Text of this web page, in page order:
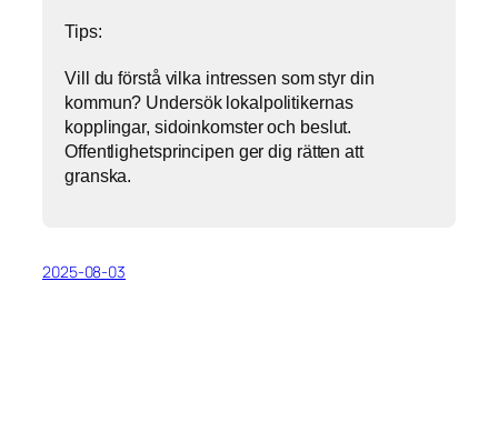
Tips:
Vill du förstå vilka intressen som styr din
kommun? Undersök lokalpolitikernas
kopplingar, sidoinkomster och beslut.
Offentlighetsprincipen ger dig rätten att
granska.
2025-08-03